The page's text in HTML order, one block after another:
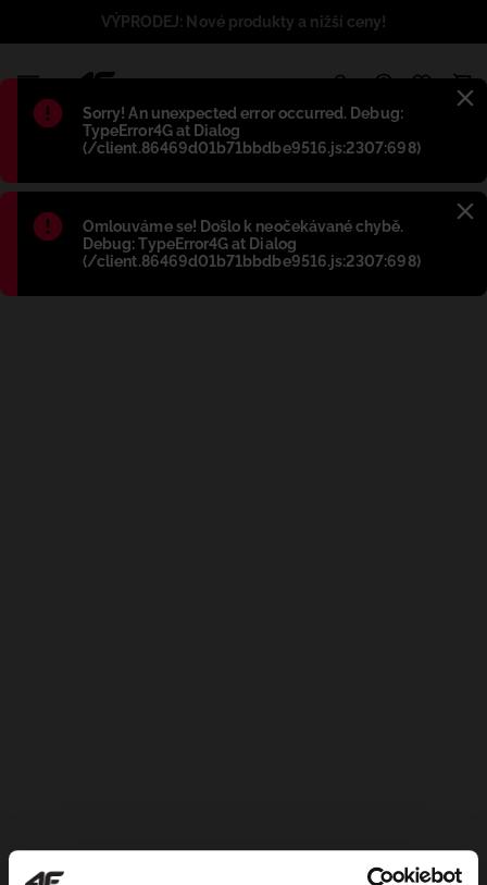
Błąd:
Sorry! An unexpected error occurred. Debug:
TypeError4G at Dialog
(/client.86469d01b71bbdbe9516.js:2307:698)
Błąd:
Omlouváme se! Došlo k neočekávané chybě.
Debug: TypeError4G at Dialog
(/client.86469d01b71bbdbe9516.js:2307:698)
VÝPRODEJ: Nové produkty a nižší ceny!